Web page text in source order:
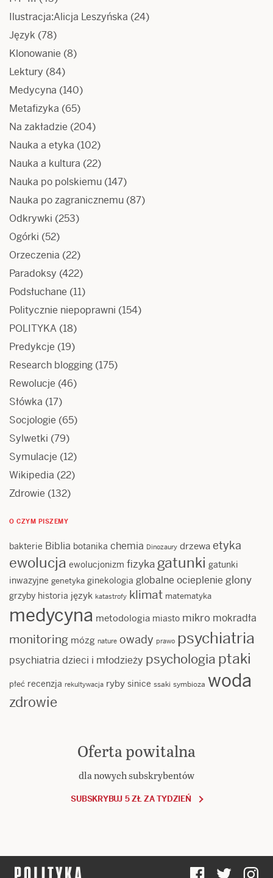
Ilustracja:Alicja Leszyńska (24)
Język (78)
Klonowanie (8)
Lektury (84)
Medycyna (140)
Metafizyka (65)
Na zakładzie (204)
Nauka a etyka (102)
Nauka a kultura (22)
Nauka po polskiemu (147)
Nauka po zagranicznemu (87)
Odkrywki (253)
Ogórki (52)
Orzeczenia (22)
Paradoksy (422)
Podsłuchane (11)
Politycznie niepoprawni (154)
POLITYKA (18)
Predykcje (19)
Research blogging (175)
Rewolucje (46)
Słówka (17)
Socjologie (65)
Sylwetki (79)
Symulacje (12)
Wikipedia (22)
Zdrowie (132)
O CZYM PISZEMY
bakterie Biblia botanika chemia Dinozaury drzewa etyka
ewolucja ewolucjonizm fizyka gatunki gatunki
inwazyjne genetyka ginekologia globalne ocieplenie glony
grzyby historia język katastrofy klimat matematyka
medycyna metodologia miasto mikro mokradła
monitoring mózg nature owady prawo psychiatria
psychiatria dzieci i młodzieży psychologia ptaki
płeć recenzja rekultywacja ryby sinice ssaki symbioza woda
zdrowie
Oferta powitalna
dla nowych subskrybentów
SUBSKRYBUJ 5 ZŁ ZA TYDZIEŃ